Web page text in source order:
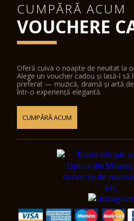
CUMPĂRĂ ACUM
VOUCHERE
Oferă cuiva o noapte de neuitat la
Alege un voucher cadou și lasă-l să
preferat — muzică, dramă și artă
într-o experiență elegantă.
CUMPĂRĂ ACUM